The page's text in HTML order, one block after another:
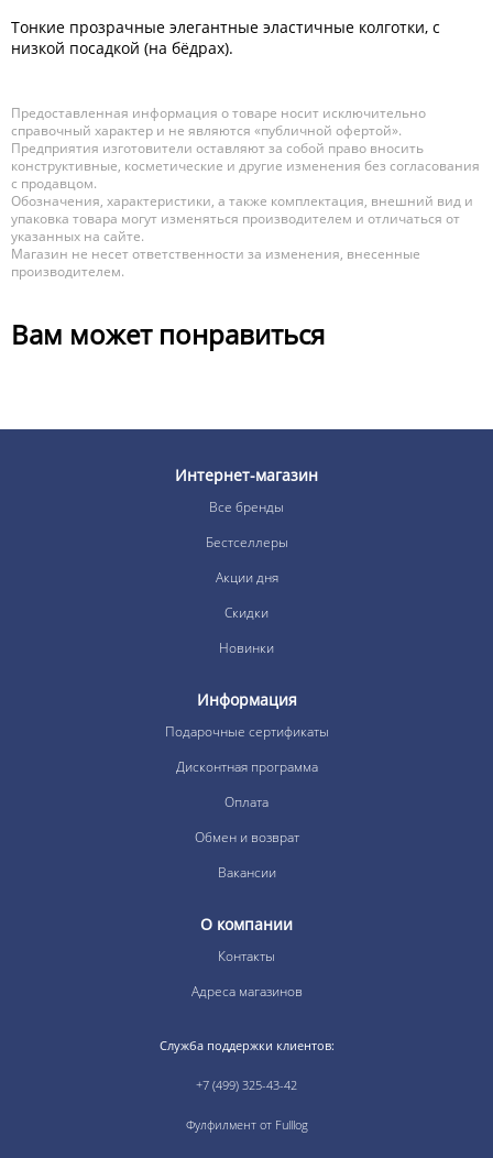
Тонкие прозрачные элегантные эластичные колготки, с
низкой посадкой (на бёдрах).
Предоставленная информация о товаре носит исключительно
справочный характер и не являются «публичной офертой».
Предприятия изготовители оставляют за собой право вносить
конструктивные, косметические и другие изменения без согласования
с продавцом.
Обозначения, характеристики, а также комплектация, внешний вид и
упаковка товара могут изменяться производителем и отличаться от
указанных на сайте.
Магазин не несет ответственности за изменения, внесенные
производителем.
Вам может понравиться
Интернет-магазин
Все бренды
Бестселлеры
Акции дня
Скидки
Новинки
Информация
Подарочные сертификаты
Дисконтная программа
Оплата
Обмен и возврат
Вакансии
О компании
Контакты
Адреса магазинов
Служба поддержки клиентов:
+7 (499) 325-43-42
Фулфилмент от Fulllog